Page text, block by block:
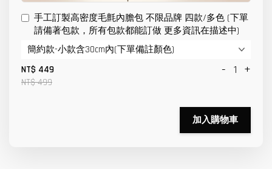
手工訂製高密度毛氈內膽包 不限品牌 四款/多色 (下單
請備著包款，所有包款都能訂做 更多資訊在描述中)
NT$ 449
NT$ 499
- +
加入購物車